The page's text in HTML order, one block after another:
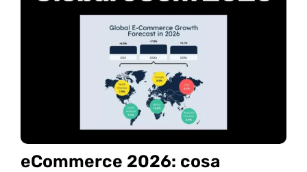
eCommerce 2026: cosa